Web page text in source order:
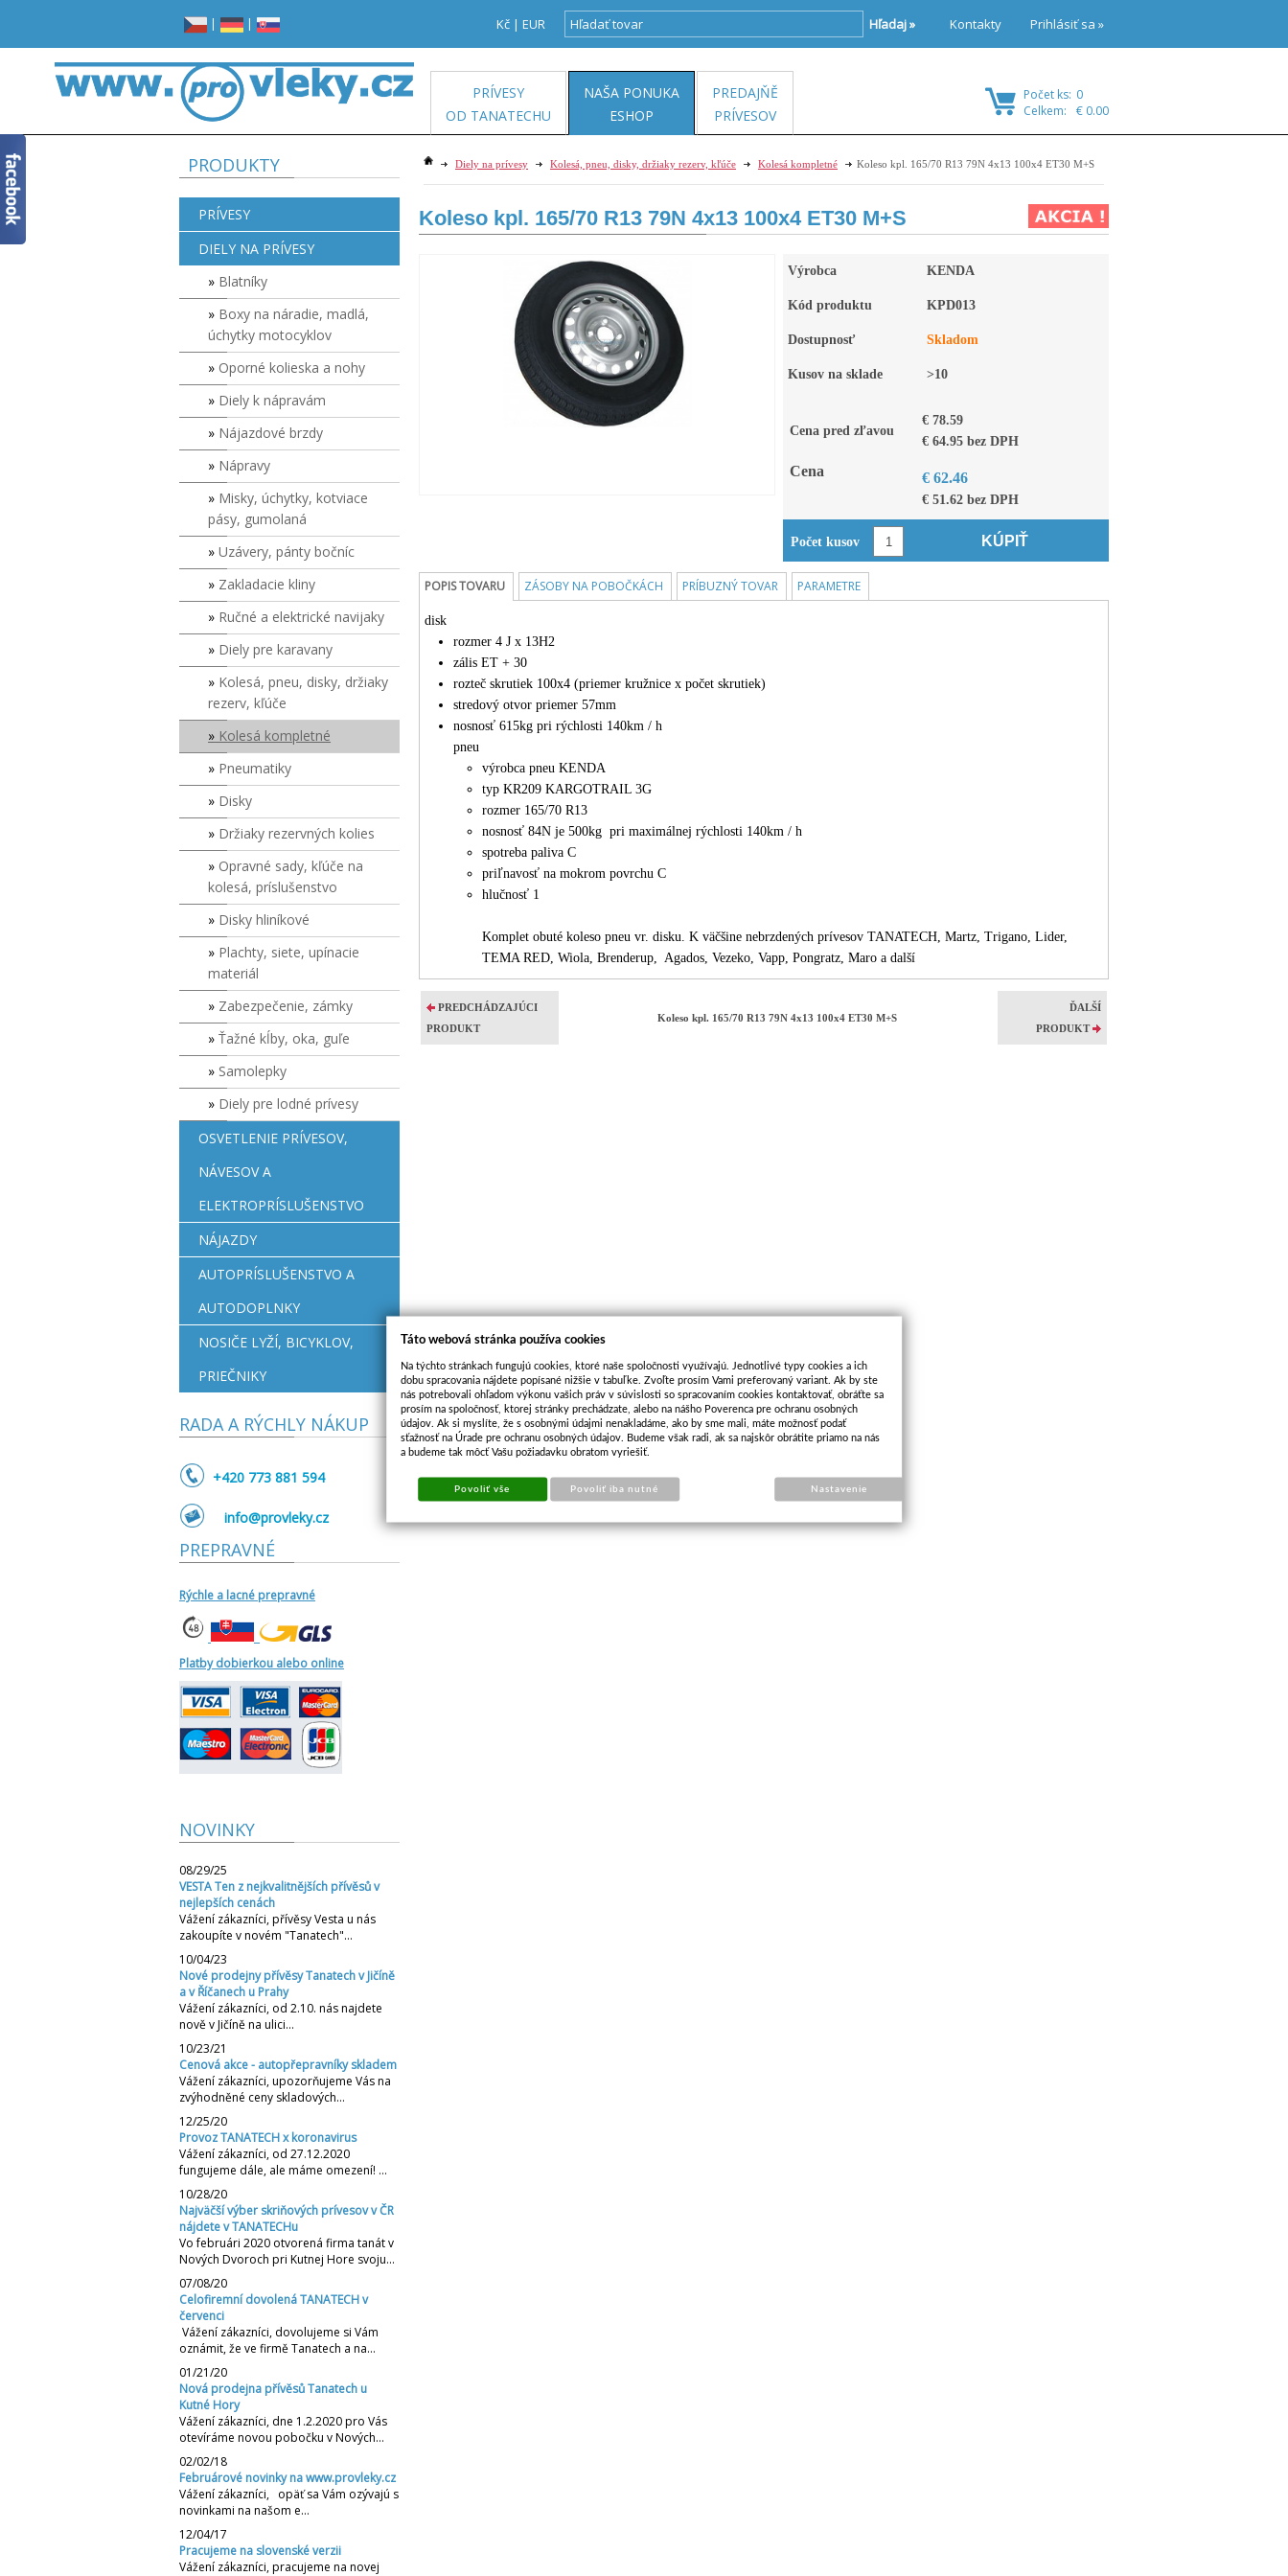
PRODUKTY
PRÍVESY
DIELY NA PRÍVESY
Blatníky
Boxy na náradie, madlá,
úchytky motocyklov
Oporné kolieska a nohy
Diely k nápravám
Nájazdové brzdy
Nápravy
Misky, úchytky, kotviace
pásy, gumolaná
Uzávery, pánty bočníc
Zakladacie kliny
Ručné a elektrické navijaky
Diely pre karavany
Kolesá, pneu, disky, držiaky
rezerv, kľúče
Kolesá kompletné
Pneumatiky
Disky
Držiaky rezervných kolies
Opravné sady, kľúče na
kolesá, príslušenstvo
Disky hliníkové
Plachty, siete, upínacie
materiál
Zabezpečenie, zámky
Ťažné kĺby, oka, guľe
Samolepky
Diely pre lodné prívesy
OSVETLENIE PRÍVESOV,
NÁVESOV A
ELEKTROPRÍSLUŠENSTVO
NÁJAZDY
AUTOPRÍSLUŠENSTVO A
AUTODOPLNKY
NOSIČE LYŽÍ, BICYKLOV,
PRIEČNIKY
RADA A RÝCHLY NÁKUP
+420 773 881 594
info@provleky.cz
PREPRAVNÉ
Rýchle a lacné prepravné
Platby dobierkou alebo online
NOVINKY
08/29/25
VESTA Ten z nejkvalitnějších přívěsů v
nejlepších cenách
Vážení zákazníci, přívěsy Vesta u nás
zakoupíte v novém "Tanatech"…
10/04/23
Nové prodejny přívěsy Tanatech v Jičíně
a v Říčanech u Prahy
Vážení zákazníci, od 2.10. nás najdete
nově v Jičíně na ulici…
10/23/21
Cenová akce - autopřepravníky skladem
Vážení zákazníci, upozorňujeme Vás na
zvýhodněné ceny skladových…
12/25/20
Provoz TANATECH x koronavirus
Vážení zákazníci, od 27.12.2020
fungujeme dále, ale máme omezení! …
10/28/20
Najväčší výber skriňových prívesov v ČR
nájdete v TANATECHu
Vo februári 2020 otvorená firma tanát v
Nových Dvoroch pri Kutnej Hore svoju…
07/08/20
Celofiremní dovolená TANATECH v
červenci
Vážení zákazníci, dovolujeme si Vám
oznámit, že ve firmě Tanatech a na…
01/21/20
Nová prodejna přívěsů Tanatech u
Kutné Hory
Vážení zákazníci, dne 1.2.2020 pro Vás
otevíráme novou pobočku v Nových…
02/02/18
Februárové novinky na www.provleky.cz
Vážení zákazníci, opäť sa Vám ozývajú s
novinkami na našom e…
12/04/17
Pracujeme na slovenské verzii
Vážení zákazníci, pracujeme na novej
Diely na prívesy Kolesá, pneu, disky, držiaky rezerv, kľúče Kolesá kompletné Koleso kpl. 165/70 R13 79N 4x13 100x4 ET30 M+S
Koleso kpl. 165/70 R13 79N 4x13 100x4 ET30 M+S
Výrobca KENDA
Kód produktu KPD013
Dostupnosť Skladom
Kusov na sklade >10
Cena pred zľavou
€ 78.59
€ 64.95 bez DPH
Cena € 62.46
€ 51.62 bez DPH
Počet kusov KÚPIŤ
POPIS TOVARU ZÁSOBY NA POBOČKÁCH PRÍBUZNÝ TOVAR PARAMETRE
disk
rozmer 4 J x 13H2
zális ET + 30
rozteč skrutiek 100x4 (priemer kružnice x počet skrutiek)
stredový otvor priemer 57mm
nosnosť 615kg pri rýchlosti 140km / h
pneu
výrobca pneu KENDA
typ KR209 KARGOTRAIL 3G
rozmer 165/70 R13
nosnosť 84N je 500kg pri maximálnej rýchlosti 140km / h
spotreba paliva C
priľnavosť na mokrom povrchu C
hlučnosť 1
Komplet obuté koleso pneu vr. disku. K väčšine nebrzdených prívesov TANATECH, Martz, Trigano, Lider,
TEMA RED, Wiola, Brenderup, Agados, Vezeko, Vapp, Pongratz, Maro a další
PREDCHÁDZAJÚCI
PRODUKT
Koleso kpl. 165/70 R13 79N 4x13 100x4 ET30 M+S
ĎALŠÍ
PRODUKT
Prihlásiť sa »
Kontakty
Hľadaj »
Kč | EUR
| |
PRÍVESY
OD TANATECHU
NAŠA PONUKA
ESHOP
PREDAJŇĚ
PRÍVESOV
Počet ks: 0
Celkem:
€ 0.00
Táto webová stránka používa cookies
Na týchto stránkach fungujú cookies, ktoré naše spoločnosti využívajú. Jednotlivé typy cookies a ich
dobu spracovania nájdete popísané nižšie v tabuľke. Zvoľte prosím Vami preferovaný variant. Ak by ste
nás potrebovali ohľadom výkonu vašich práv v súvislosti so spracovaním cookies kontaktovať, obráťte sa
prosím na spoločnosť, ktorej stránky prechádzate, alebo na nášho Poverenca pre ochranu osobných
údajov. Ak si myslíte, že s osobnými údajmi nenakladáme, ako by sme mali, máte možnosť podať
sťažnosť na Úrade pre ochranu osobných údajov. Budeme však radi, ak sa najskôr obrátite priamo na nás
a budeme tak môcť Vašu požiadavku obratom vyriešiť.
Povoliť vše Povoliť iba nutné Nastavenie